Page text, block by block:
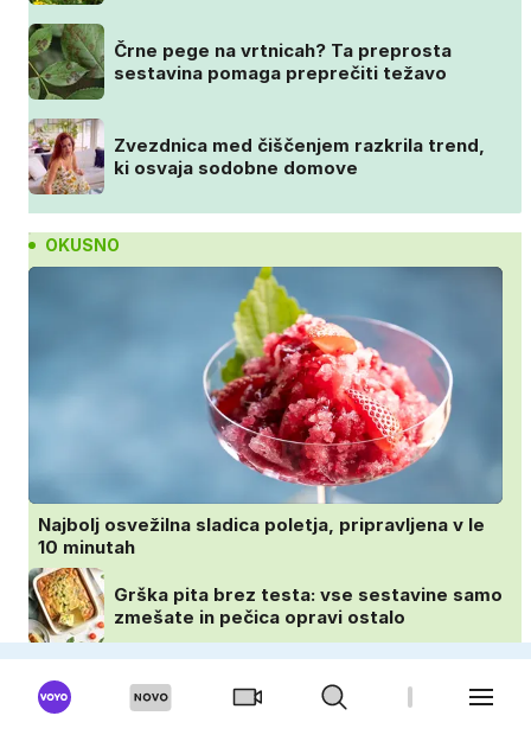
Črne pege na vrtnicah? Ta preprosta
sestavina pomaga preprečiti težavo
Zvezdnica med čiščenjem razkrila trend,
ki osvaja sodobne domove
OKUSNO
Najbolj osvežilna sladica poletja, pripravljena v le
10 minutah
Grška pita brez testa: vse sestavine samo
zmešate in pečica opravi ostalo
Ideja za vroče dni, ki navduši z
lahkotnostjo in svežino